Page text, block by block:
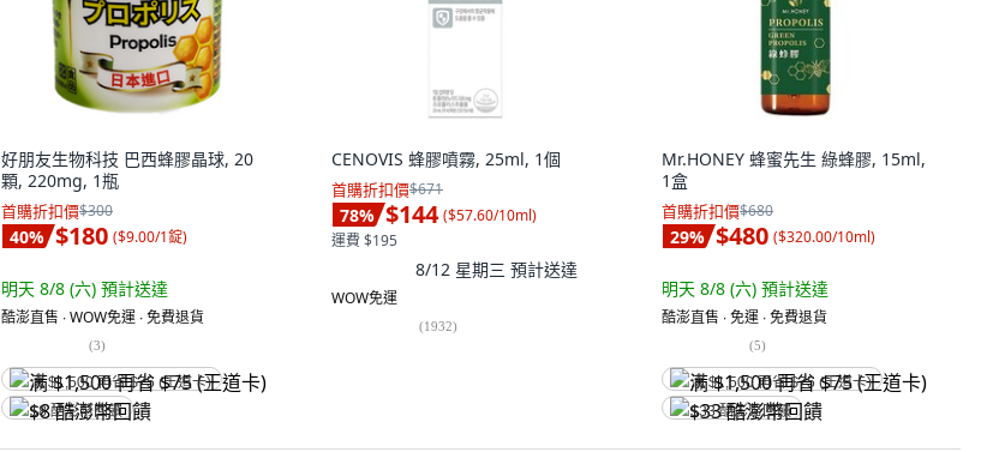
好朋友生物科技 巴西蜂膠晶球, 20
顆, 220mg, 1瓶
首購折扣價$300
40% $180 ($9.00/1錠)
明天 8/8 (六) 預計送達
酷澎直售 ∙ WOW免運 ∙ 免費退貨
(3)
满 $1,500 再省 $75 (王道卡)
$8 酷澎幣回饋
CENOVIS 蜂膠噴霧, 25ml, 1個
首購折扣價$671
78% $144 ($57.60/10ml)
運費 $195
8/12 星期三 預計送達
WOW免運
(1932)
Mr.HONEY 蜂蜜先生 綠蜂膠, 15ml,
1盒
首購折扣價$680
29% $480 ($320.00/10ml)
明天 8/8 (六) 預計送達
酷澎直售 ∙ 免運 ∙ 免費退貨
(5)
满 $1,500 再省 $75 (王道卡)
$33 酷澎幣回饋